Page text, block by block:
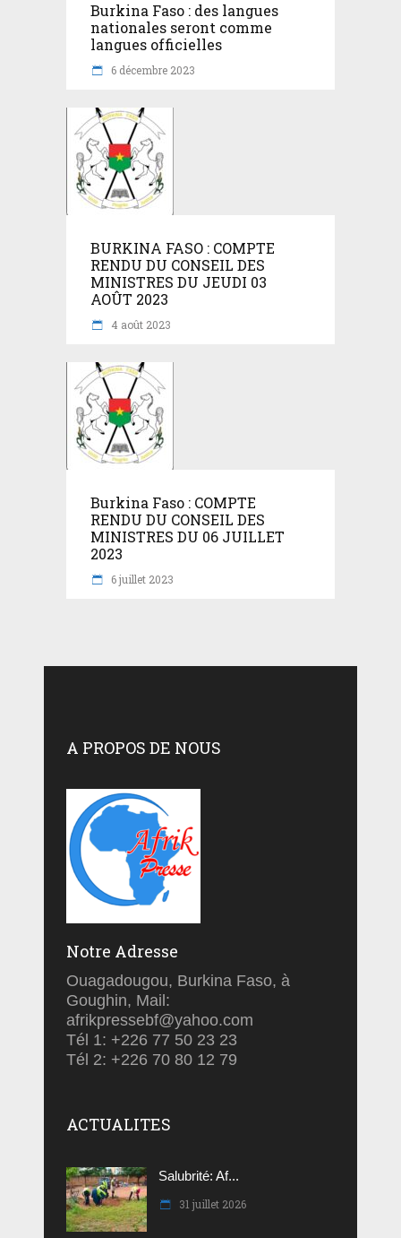
Burkina Faso : des langues
nationales seront comme
langues officielles
6 décembre 2023
BURKINA FASO : COMPTE
RENDU DU CONSEIL DES
MINISTRES DU JEUDI 03
AOÛT 2023
4 août 2023
Burkina Faso : COMPTE
RENDU DU CONSEIL DES
MINISTRES DU 06 JUILLET
2023
6 juillet 2023
A PROPOS DE NOUS
Notre Adresse
Ouagadougou, Burkina Faso, à
Goughin, Mail:
afrikpressebf@yahoo.com
Tél 1: +226 77 50 23 23
Tél 2: +226 70 80 12 79
ACTUALITES
Salubrité: Af...
31 juillet 2026